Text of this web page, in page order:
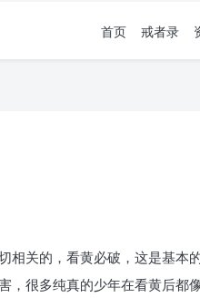
首页 戒者录
关的，看黄必破，这是基本
，很多纯真的少年在看黄后都